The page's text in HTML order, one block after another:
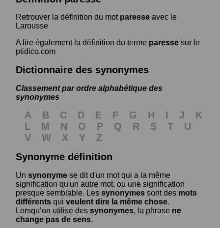
Retrouver la définition du mot paresse avec le
Larousse
A lire également la définition du terme paresse sur le
ptidico.com
Dictionnaire des synonymes
Classement par ordre alphabétique des
synonymes
A B C D E F G H I J
K
L
M N O P Q R S T
U
V
W X Y
Z
Synonyme définition
Un synonyme se dit d'un mot qui a la même
signification qu'un autre mot, ou une signification
presque semblable. Les synonymes sont des mots
différents qui veulent dire la même chose.
Lorsqu’on utilise des synonymes, la phrase ne
change pas de sens.